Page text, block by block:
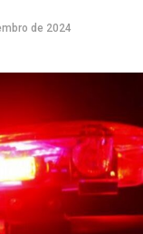
de 2024